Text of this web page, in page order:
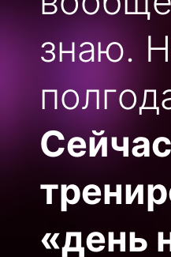
знаю.
«день